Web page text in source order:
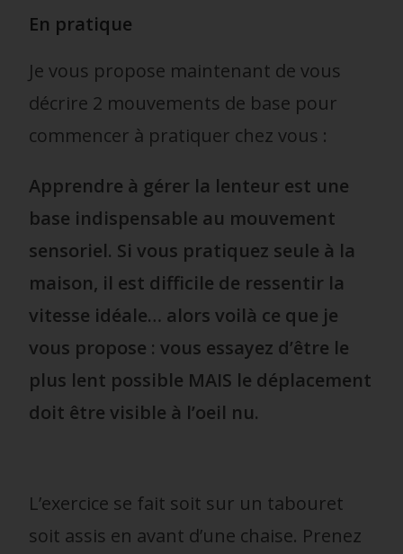
En pratique
Je vous propose maintenant de vous
décrire 2 mouvements de base pour
commencer à pratiquer chez vous :
Apprendre à gérer la lenteur est une
base indispensable au mouvement
sensoriel. Si vous pratiquez seule à la
maison, il est difficile de ressentir la
vitesse idéale… alors voilà ce que je
vous propose : vous essayez d’être le
plus lent possible MAIS le déplacement
doit être visible à l’oeil nu.
L’exercice se fait soit sur un tabouret
soit assis en avant d’une chaise. Prenez